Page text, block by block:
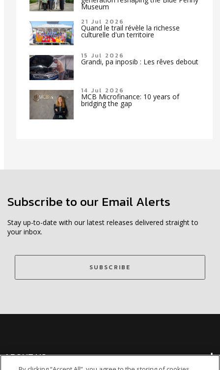
Museum
21 Jul 2026
Quand le trail révèle la richesse
culturelle d'un territoire
15 Jul 2026
Grandi, pa inposib : Les rêves debout
14 Jul 2026
MCB Microfinance: 10 years of
bridging the gap
Subscribe to our Email Alerts
Stay up-to-date with our latest releases delivered straight to
your inbox.
SUBSCRIBE
ABOUT US